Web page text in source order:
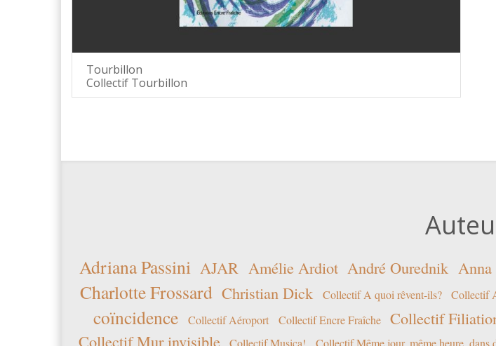
Tourbillon
Collectif Tourbillon
Adriana Passini AJAR Amélie Ardiot André Ourednik
Charlotte Frossard Christian Dick Collectif A quoi rêvent-ils? Collectif
coïncidence
Collectif Aéroport Collectif Encre Fraîche Collectif
Collectif Mur invisible Collectif Musica! Collectif Même jour, même heure,